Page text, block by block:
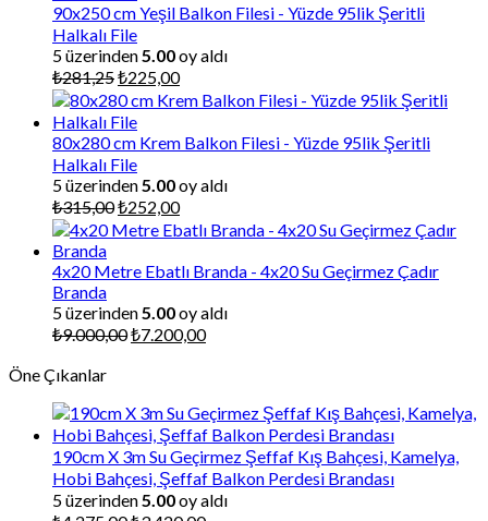
90x250 cm Yeşil Balkon Filesi - Yüzde 95lik Şeritli
Halkalı File
5 üzerinden 5.00oy aldı
₺281,25Orijinal
fiyat:
₺281,25.
₺225,00Şu
andaki
₺225,00.
80x280 cm Krem Balkon Filesi - Yüzde 95lik Şeritli
Halkalı File
5 üzerinden 5.00oy aldı
₺315,00Orijinal
fiyat:
₺252,00Şu
andaki
₺252,00.
4x20 Metre Ebatlı Branda - 4x20 Su Geçirmez Çadır
Branda
5 üzerinden 5.00oy aldı
₺9.000,00Orijinal
₺7.200,00Şu
Öne Çıkanlar
190cm X 3m Su Geçirmez Şeffaf Kış Bahçesi, Kamelya,
Hobi Bahçesi, Şeffaf Balkon Perdesi Brandası
5 üzerinden 5.00oy aldı